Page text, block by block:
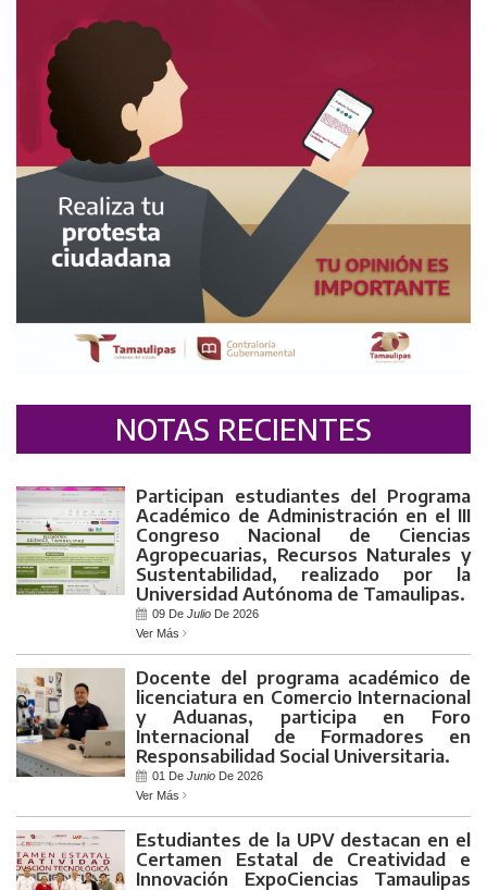
NOTAS RECIENTES
Participan estudiantes del Programa
Académico de Administración en el III
Congreso Nacional de Ciencias
Agropecuarias, Recursos Naturales y
Sustentabilidad, realizado por la
Universidad Autónoma de Tamaulipas.
09 De Julio De 2026
Ver Más
Docente del programa académico de
licenciatura en Comercio Internacional
y Aduanas, participa en Foro
Internacional de Formadores en
Responsabilidad Social Universitaria.
01 De Junio De 2026
Ver Más
Estudiantes de la UPV destacan en el
Certamen Estatal de Creatividad e
Innovación ExpoCiencias Tamaulipas